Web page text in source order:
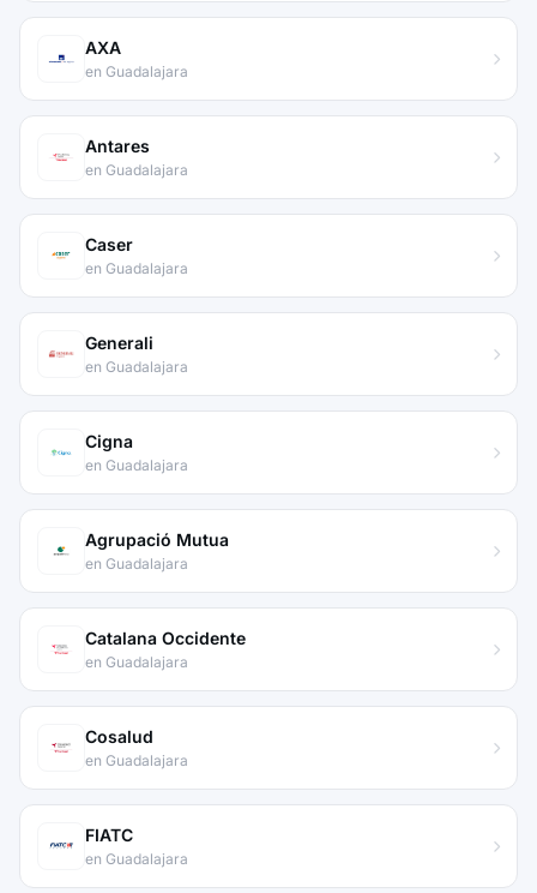
AXA
en Guadalajara
Antares
en Guadalajara
Caser
en Guadalajara
Generali
en Guadalajara
Cigna
en Guadalajara
Agrupació Mutua
en Guadalajara
Catalana Occidente
en Guadalajara
Cosalud
en Guadalajara
FIATC
en Guadalajara